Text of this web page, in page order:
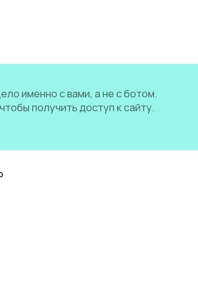
именно с вами, а не с ботом.
получить доступ к сайту.